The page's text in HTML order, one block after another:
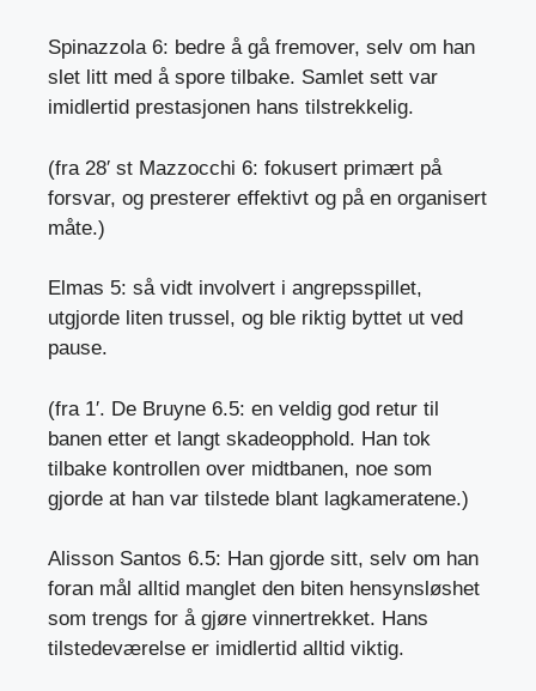
Spinazzola 6: bedre å gå fremover, selv om han
slet litt med å spore tilbake. Samlet sett var
imidlertid prestasjonen hans tilstrekkelig.
(fra 28′ st Mazzocchi 6: fokusert primært på
forsvar, og presterer effektivt og på en organisert
måte.)
Elmas 5: så vidt involvert i angrepsspillet,
utgjorde liten trussel, og ble riktig byttet ut ved
pause.
(fra 1′. De Bruyne 6.5: en veldig god retur til
banen etter et langt skadeopphold. Han tok
tilbake kontrollen over midtbanen, noe som
gjorde at han var tilstede blant lagkameratene.)
Alisson Santos 6.5: Han gjorde sitt, selv om han
foran mål alltid manglet den biten hensynsløshet
som trengs for å gjøre vinnertrekket. Hans
tilstedeværelse er imidlertid alltid viktig.